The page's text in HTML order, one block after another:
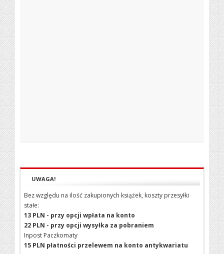
UWAGA!
Bez względu na ilość zakupionych książek, koszty przesyłki
stałe:
13 PLN - przy opcji wpłata na konto
22 PLN - przy opcji wysyłka za pobraniem
Inpost Paczkomaty
15 PLN płatności przelewem na konto antykwariatu